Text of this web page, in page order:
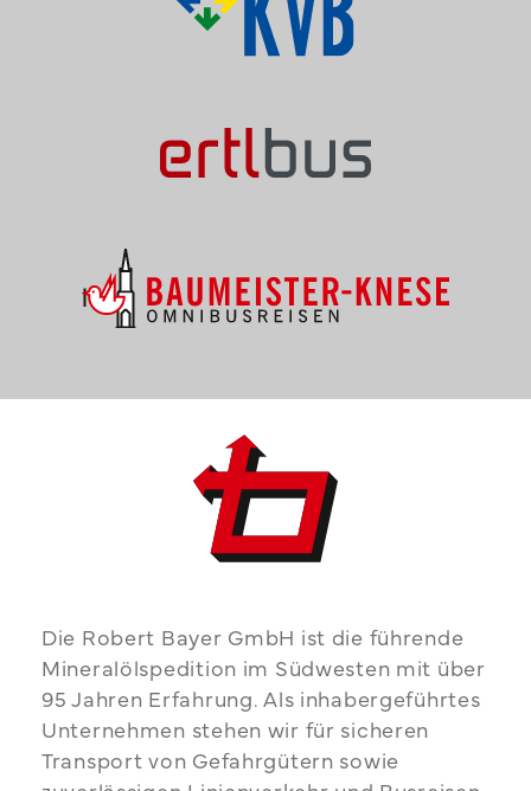
Die Robert Bayer GmbH ist die führende
Mineralölspedition im Südwesten mit über
95 Jahren Erfahrung. Als inhabergeführtes
Unternehmen stehen wir für sicheren
Transport von Gefahrgütern sowie